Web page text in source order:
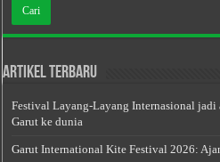
Artikel Terbaru
Festival Layang-Layang Internasional jadi
Garut ke dunia
Garut International Kite Festival 2026: